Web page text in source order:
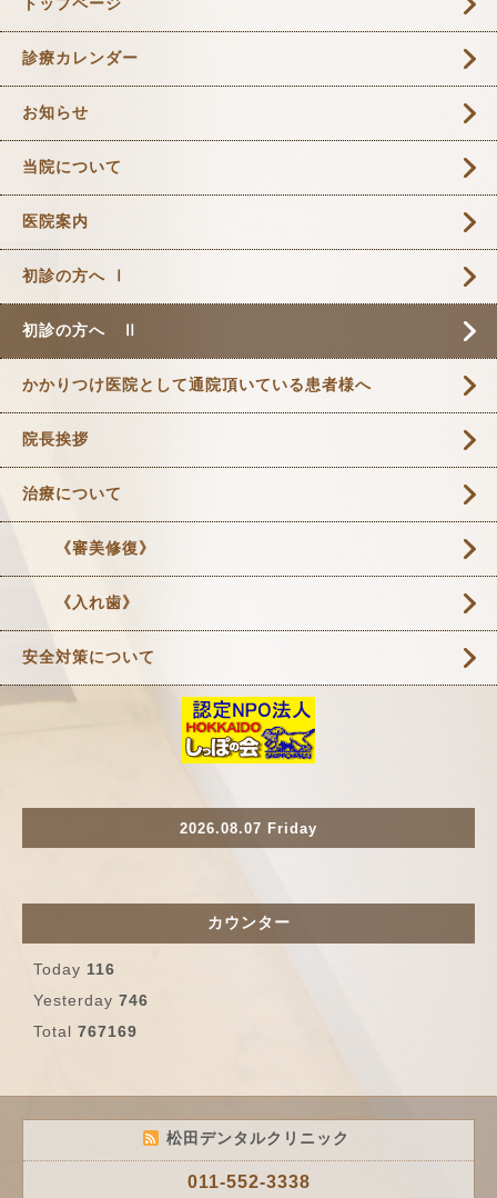
診療カレンダー
お知らせ
当院について
医院案内
初診の方へ Ⅰ
初診の方へ Ⅱ
かかりつけ医院として通院頂いている患者様へ
院長挨拶
治療について
《審美修復》
《入れ歯》
安全対策について
2026.08.07 Friday
カウンター
Today 116
Yesterday 746
Total 767169
松田デンタルクリニック
011-552-3338